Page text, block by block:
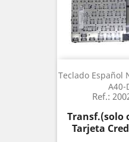
Teclado Español
A40-
Ref.:
Precio
Transf.(solo
Tarjeta